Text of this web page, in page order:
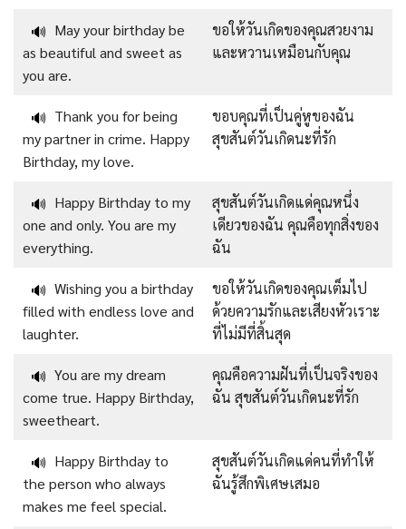
🔊 May your birthday be
as beautiful and sweet as
you are.
ขอให้วันเกิดของคุณสวยงาม
และหวานเหมือนกับคุณ
🔊 Thank you for being
my partner in crime. Happy
Birthday, my love.
ขอบคุณที่เป็นคู่หูของฉัน
สุขสันต์วันเกิดนะที่รัก
🔊 Happy Birthday to my
one and only. You are my
everything.
สุขสันต์วันเกิดแด่คุณหนึ่ง
เดียวของฉัน คุณคือทุกสิ่งของ
ฉัน
🔊 Wishing you a birthday
filled with endless love and
laughter.
ขอให้วันเกิดของคุณเต็มไป
ด้วยความรักและเสียงหัวเราะ
ที่ไม่มีที่สิ้นสุด
🔊 You are my dream
come true. Happy Birthday,
sweetheart.
คุณคือความฝันที่เป็นจริงของ
ฉัน สุขสันต์วันเกิดนะที่รัก
🔊 Happy Birthday to
the person who always
makes me feel special.
สุขสันต์วันเกิดแด่คนที่ทำให้
ฉันรู้สึกพิเศษเสมอ